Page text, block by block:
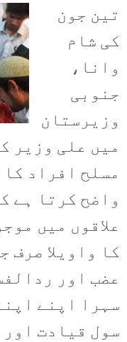
تین جون
کی شام
وانا،
جنوبی
وزیرستان
میں علی وزیر
مسلح افراد
واضح کرتا ہے
علاقوں میں
کا واویلا
عضب اور
سہرا اپنے
سول قیادت